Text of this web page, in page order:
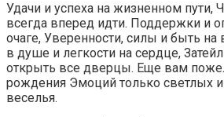
Удачи и успеха на жизненном пути,
всегда вперед идти. Поддержки и
очаге, Уверенности, силы и быть на
в душе и легкости на сердце,
открыть все дверцы. Еще вам
рождения Эмоций только светлых
веселья.